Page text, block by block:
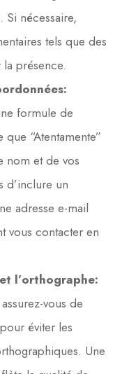
Si nécessaire,
tels que des
présence.
formule de
“Atentamente”
nom et de vos
d’inclure un
adresse e-mail
vous contacter en
l’orthographe:
vous de
éviter les
Une